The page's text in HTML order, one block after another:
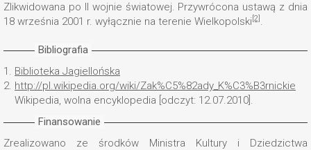
Zlikwidowana po II wojnie światowej. Przywrócona ustawą z dnia
18 września 2001 r. wyłącznie na terenie Wielkopolski [2] .
Bibliografia
1. Biblioteka Jagiellońska
2. http://pl.wikipedia.org/wiki/Zak%C5%82ady_K%C3%B3rnickie
Wikipedia, wolna encyklopedia [odczyt: 12.07.2010].
Finansowanie
Zrealizowano ze środków Ministra Kultury i Dziedzictwa